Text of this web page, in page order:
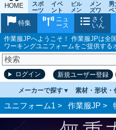
HOME
スポ
ーツ
ウェ
イベ
ント
チー
ム
ビル
メン
ンス
メン
ズワ
ーキ
ング
男
ペ
さく
いん
ニュ
ース
特集
作業服JPへようこそ！ 作業服JPは全
ワーキングユニフォームをご提供する
ログイン 新規ユーザー登録
メーカーで探す 素材・形状・
ユニフォーム1 > 作業服JP >